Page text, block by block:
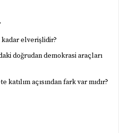
kadar elverişlidir?
doğrudan demokrasi araçları
açısından fark var mıdır?